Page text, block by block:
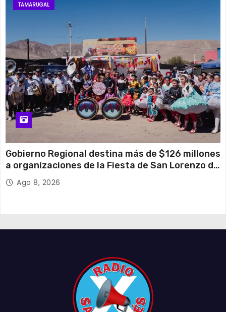
TAMARUGAL
Gobierno Regional destina más de $126 millones
a organizaciones de la Fiesta de San Lorenzo de
Tarapacá
Ago 8, 2026